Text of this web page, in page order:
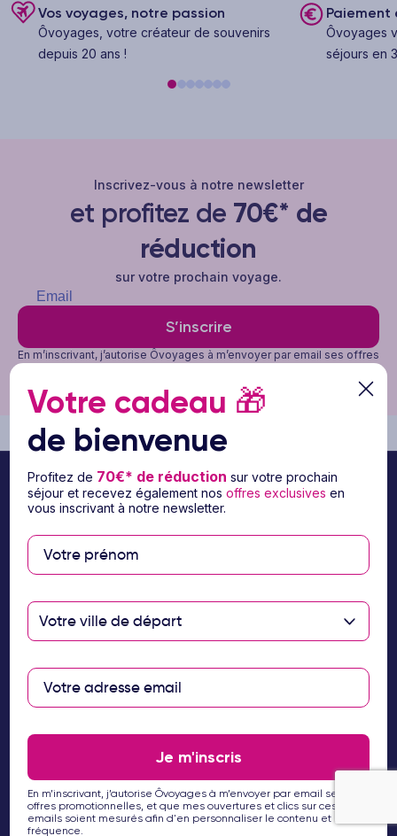
Vos voyages, notre passion
Ôvoyages, votre créateur de souvenirs
depuis 20 ans !
Paiement
Ôvoyages
séjours en
Inscrivez-vous à notre newsletter
et profitez de 70€* de
réduction
sur votre prochain voyage.
S’inscrire
En m’inscrivant, j’autorise Ôvoyages à m’envoyer par email ses offres
soient mesurés afin d'en personnaliser le contenu et la fréquence.
Suivez-nous sur les réseaux sociaux
À propos d’Ôvoyages
Besoin d’aide
Votre cadeau 🎁
de bienvenue
Profitez de 70€* de réduction sur votre prochain
séjour et recevez également nosoffres exclusives en
vous inscrivant à notre newsletter.
Votre ville de départ
Je m'inscris
En m’inscrivant, j’autorise Ôvoyages à m’envoyer par email ses
offres promotionnelles, et que mes ouvertures et clics sur ces
emails soient mesurés afin d'en personnaliser le contenu et la
fréquence.